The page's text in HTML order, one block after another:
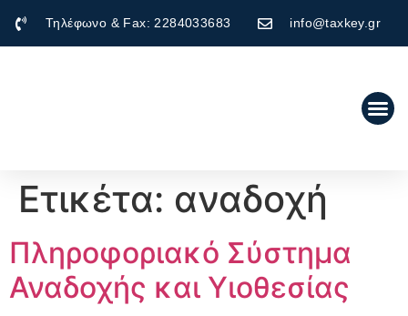
Τηλέφωνο & Fax: 2284033683 info@taxkey.gr
Ετικέτα: αναδοχή
Πληροφοριακό Σύστημα
Αναδοχής και Υιοθεσίας